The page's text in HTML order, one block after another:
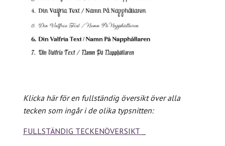
Klicka här för en fullständig översikt över alla
tecken som ingår i de olika typsnitten:
FULLSTÄNDIG TECKENÖVERSIKT